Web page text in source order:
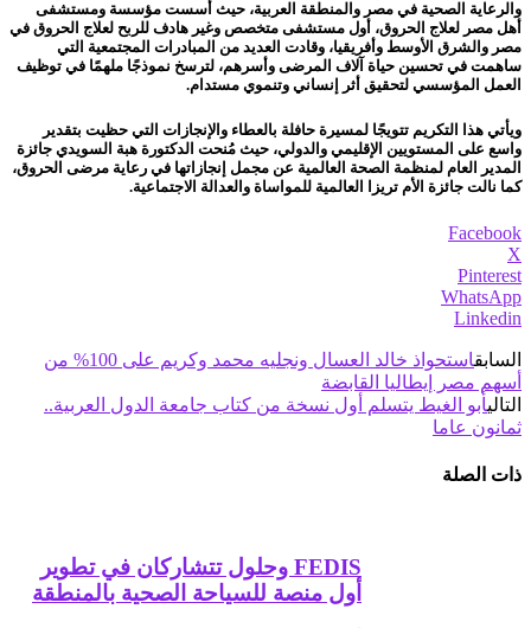
والرعاية الصحية في مصر والمنطقة العربية، حيث أسست مؤسسة ومستشفى
أهل مصر لعلاج الحروق، أول مستشفى متخصص وغير هادف للربح لعلاج الحروق في
مصر والشرق الأوسط وأفريقيا، وقادت العديد من المبادرات المجتمعية التي
ساهمت في تحسين حياة آلاف المرضى وأسرهم، لترسخ نموذجًا ملهمًا في توظيف
العمل المؤسسي لتحقيق أثر إنساني وتنموي مستدام.
ويأتي هذا التكريم تتويجًا لمسيرة حافلة بالعطاء والإنجازات التي حظيت بتقدير
واسع على المستويين الإقليمي والدولي، حيث مُنحت الدكتورة هبة السويدي جائزة
المدير العام لمنظمة الصحة العالمية عن مجمل إنجازاتها في رعاية مرضى الحروق،
كما نالت جائزة الأم تريزا العالمية للمواساة والعدالة الاجتماعية.
Facebook
X
Pinterest
WhatsApp
Linkedin
السابق
استحواذ خالد العسال ونجليه محمد وكريم على 100% من
أسهم مصر إيطاليا القابضة
التاليأبو الغيط يتسلم أول نسخة من كتاب جامعة الدول العربية..
ثمانون عاما
ذات الصلة
FEDIS وحلول تتشاركان في تطوير
أول منصة للسياحة الصحية بالمنطقة